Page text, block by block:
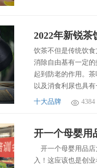
2022年新锐茶
饮茶不但是传统饮
消除自由基有一定
起到防老的作用。
以及消食利尿也具
十大品牌 4384
开一个母婴用
开一个母婴用品店
入！这应该也是创